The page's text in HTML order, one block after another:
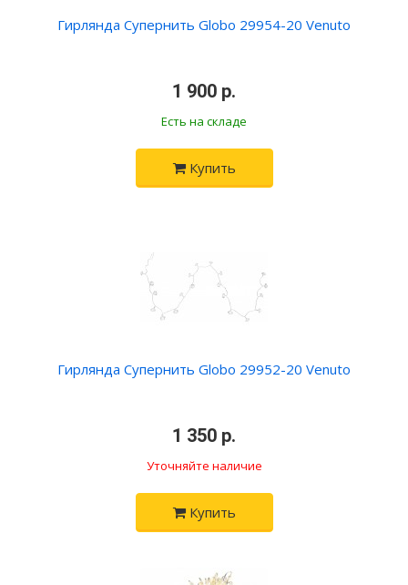
Гирлянда Супернить Globo 29954-20 Venuto
1 900 р.
Есть на складе
Купить
Гирлянда Супернить Globo 29952-20 Venuto
1 350 р.
Уточняйте наличие
Купить